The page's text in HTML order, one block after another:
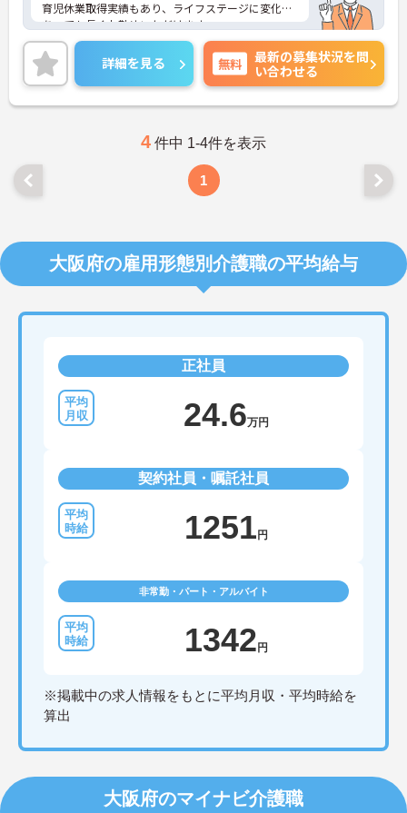
育児休業取得実績もあり、ライフステージに変化が
あっても長くお勤めいただけます。
ご興味ある方には、面接対策ポイントなど、さらに
詳細をお話しいたしますのでお気軽にご相談くださ
い！
詳細を見る 無料
最新の募集状況を問
い合わせる
4 件中 1-4件を表示
1
大阪府の雇用形態別介護職の平均給与
正社員
24.6万円
契約社員・嘱託社員
1251 円
非常勤・パート・アルバイト
1342 円
※掲載中の求人情報をもとに平均月収・平均時給を
算出
大阪府のマイナビ介護職